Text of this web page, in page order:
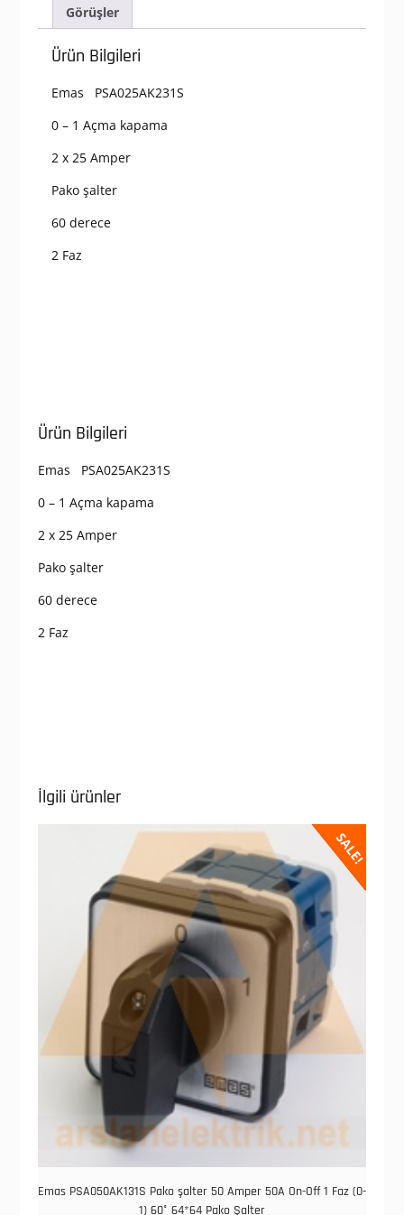
2
Faz
60°
48*48
Şalter
Görüşler
Ürün Bilgileri
Emas PSA025AK231S
0 – 1 Açma kapama
2 x 25 Amper
Pako şalter
60 derece
2 Faz
Ürün Bilgileri
Emas PSA025AK231S
0 – 1 Açma kapama
2 x 25 Amper
Pako şalter
60 derece
2 Faz
İlgili ürünler
SALE!
Emas PSA050AK131S Pako şalter 50 Amper 50A On-Off 1 Faz (0-
1) 60° 64*64 Pako Şalter